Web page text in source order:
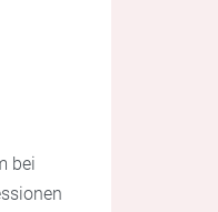
bei